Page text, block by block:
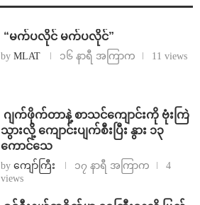
⁨ ⁨“မက်ပလိုင် မက်ပလိုင်”
by MLAT ၁၆ နာရီ အကြာက 11 views
⁨⁩ ⁨ဂျက်ဖိုက်တာနဲ့ စာသင်ကျောင်းကို ဗုံးကြဲ
သွားလို့ ကျောင်းပျက်စီးပြီး နွား ၁၃
ကောင်သေ
by ကျော်ကြီး ၁၇ နာရီ အကြာက
4
views